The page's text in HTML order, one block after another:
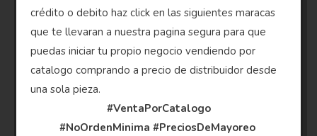
crédito o debito haz click en las siguientes maracas
que te llevaran a nuestra pagina segura para que
puedas iniciar tu propio negocio vendiendo por
catalogo comprando a precio de distribuidor desde
una sola pieza.
#VentaPorCatalogo
#NoOrdenMinima #PreciosDeMayoreo